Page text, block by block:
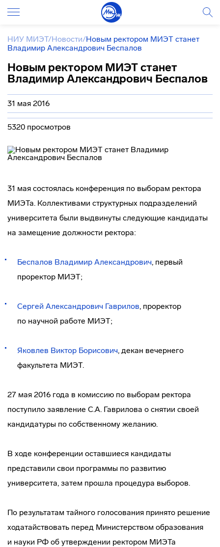
НИУ МИЭТ/Новости/Новым ректором МИЭТ станет
Владимир Александрович Беспалов
Новым ректором МИЭТ станет
Владимир Александрович Беспалов
31 мая 2016
5320 просмотров
31 мая состоялась конференция по выборам ректора
МИЭТа. Коллективами структурных подразделений
университета были выдвинуты следующие кандидаты
на замещение должности ректора:
Беспалов Владимир Александрович, первый
проректор МИЭТ;
Сергей Александрович Гаврилов, проректор
по научной работе МИЭТ;
Яковлев Виктор Борисович, декан вечернего
факультета МИЭТ.
27 мая 2016 года в комиссию по выборам ректора
поступило заявление С.А. Гаврилова о снятии своей
кандидатуры по собственному желанию.
В ходе конференции оставшиеся кандидаты
представили свои программы по развитию
университета, затем прошла процедура выборов.
По результатам тайного голосования принято решение
ходатайствовать перед Министерством образования
и науки РФ об утверждении ректором МИЭТа